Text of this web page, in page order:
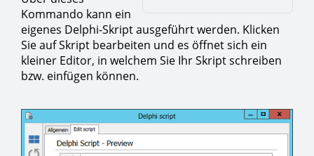
Kommando kann ein
eigenes Delphi-Skript ausgeführt werden. Klicken
Sie auf Skript bearbeiten und es öffnet sich ein
kleiner Editor, in welchem Sie Ihr Skript schreiben
bzw. einfügen können.